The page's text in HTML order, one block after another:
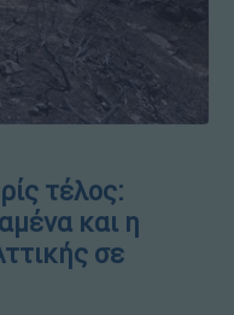
τέλος:
και η
σε